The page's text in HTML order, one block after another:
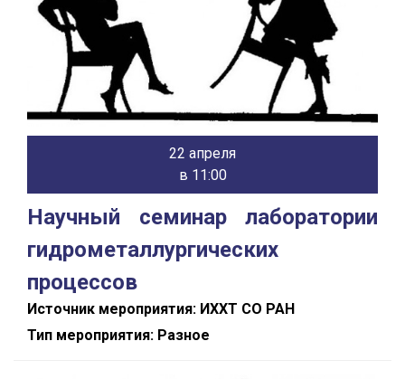
22 апреля
в 11:00
Научный семинар лаборатории
гидрометаллургических
процессов
Источник мероприятия: ИХХТ СО РАН
Тип мероприятия: Разное